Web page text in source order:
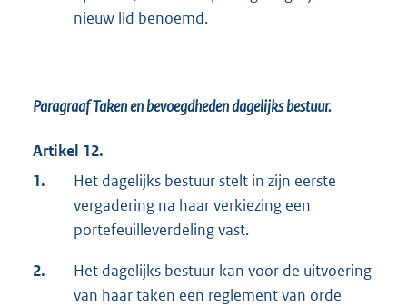
nieuw lid benoemd.
Paragraaf Taken en bevoegdheden dagelijks bestuur.
Artikel 12.
1.
Het dagelijks bestuur stelt in zijn eerste
vergadering na haar verkiezing een
portefeuilleverdeling vast.
2.
Het dagelijks bestuur kan voor de uitvoering
van haar taken een reglement van orde